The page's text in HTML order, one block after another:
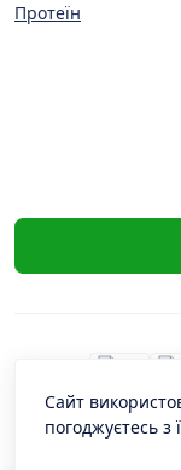
Протеїн
Сайт
погоджуєтесь з